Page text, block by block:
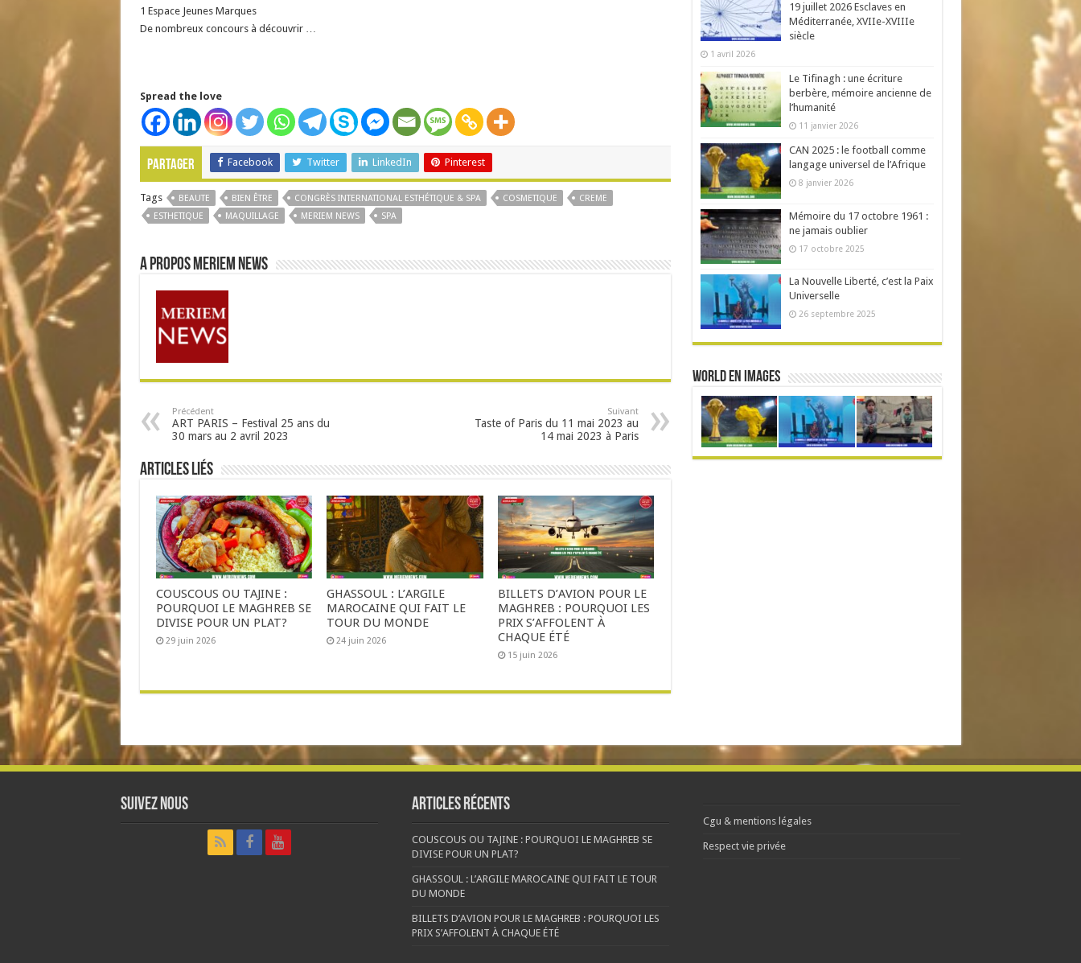
1 Espace Jeunes Marques
De nombreux concours à découvrir …
Spread the love
Partager Facebook Twitter LinkedIn Pinterest
Tags BEAUTE BIEN ÊTRE CONGRÈS INTERNATIONAL ESTHÉTIQUE & SPA COSMETIQUE
CREME
ESTHETIQUE
MAQUILLAGE MERIEM NEWS SPA
A propos Meriem News
Précédent
ART PARIS – Festival 25 ans du
30 mars au 2 avril 2023
Suivant
Taste of Paris du 11 mai 2023 au
14 mai 2023 à Paris
Articles liés
COUSCOUS OU TAJINE :
POURQUOI LE MAGHREB SE
DIVISE POUR UN PLAT?
29 juin 2026
GHASSOUL : L’ARGILE
MAROCAINE QUI FAIT LE
TOUR DU MONDE
24 juin 2026
BILLETS D’AVION POUR LE
MAGHREB : POURQUOI LES
PRIX S’AFFOLENT À
CHAQUE ÉTÉ
15 juin 2026
19 juillet 2026 Esclaves en
Méditerranée, XVIIe-XVIIIe
siècle
1 avril 2026
Le Tifinagh : une écriture
berbère, mémoire ancienne de
l’humanité
11 janvier 2026
CAN 2025 : le football comme
langage universel de l’Afrique
8 janvier 2026
Mémoire du 17 octobre 1961 :
ne jamais oublier
17 octobre 2025
La Nouvelle Liberté, c’est la Paix
Universelle
26 septembre 2025
World en Images
Suivez nous Articles récents
COUSCOUS OU TAJINE : POURQUOI LE MAGHREB SE
DIVISE POUR UN PLAT?
GHASSOUL : L’ARGILE MAROCAINE QUI FAIT LE TOUR
DU MONDE
BILLETS D’AVION POUR LE MAGHREB : POURQUOI LES
PRIX S’AFFOLENT À CHAQUE ÉTÉ
Cgu & mentions légales
Respect vie privée